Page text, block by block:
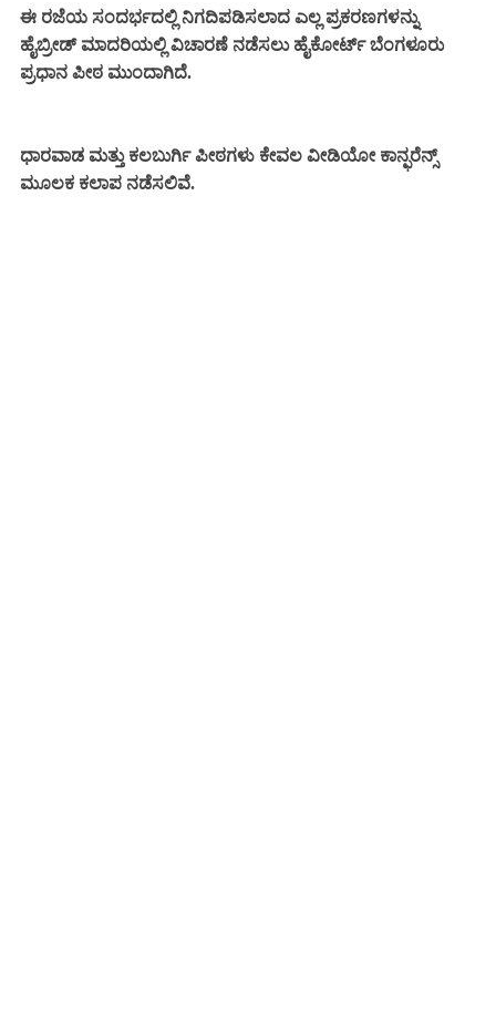
ಈ ರಜೆಯ ಸಂದರ್ಭದಲ್ಲಿ ನಿಗದಿಪಡಿಸಲಾದ ಎಲ್ಲ ಪ್ರಕರಣಗಳನ್ನು
ಹೈಬ್ರೀಡ್ ಮಾದರಿಯಲ್ಲಿ ವಿಚಾರಣೆ ನಡೆಸಲು ಹೈಕೋರ್ಟ್ ಬೆಂಗಳೂರು
ಪ್ರಧಾನ ಪೀಠ ಮುಂದಾಗಿದೆ.
ಧಾರವಾಡ ಮತ್ತು ಕಲಬುರ್ಗಿ ಪೀಠಗಳು ಕೇವಲ ವೀಡಿಯೋ ಕಾನ್ಫರೆನ್ಸ್
ಮೂಲಕ ಕಲಾಪ ನಡೆಸಲಿವೆ.